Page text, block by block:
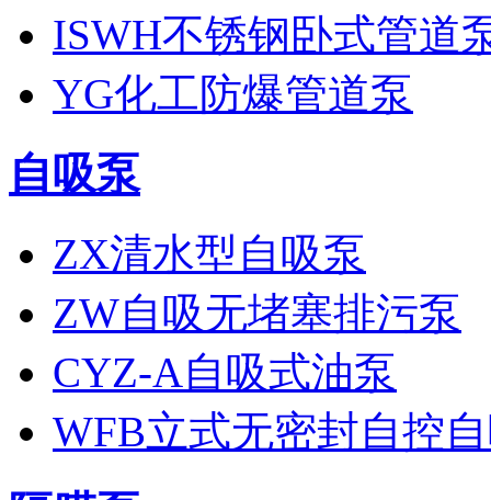
ISWH不锈钢卧式管道
YG化工防爆管道泵
自吸泵
ZX清水型自吸泵
ZW自吸无堵塞排污泵
CYZ-A自吸式油泵
WFB立式无密封自控